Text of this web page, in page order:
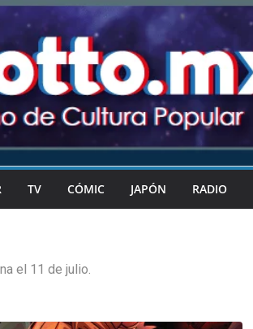
TV CÓMIC JAPÓN RADIO
el 11 de julio.